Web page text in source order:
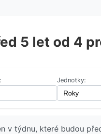
5 let od 4
Jednotky:
v týdnu, které budou